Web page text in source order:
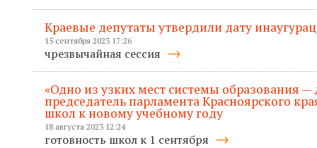
Краевые депутаты утвердили дату
15 сентября 2023 17:26
чрезвычайная сессия
«Одно из узких мест системы образования —
председатель парламента Красноярского
школ к новому учебному году
18 августа 2023 12:24
готовность школ к 1 сентября